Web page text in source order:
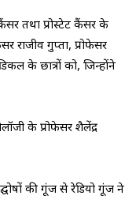
तथा प्रोस्टेट कैंसर के
राजीव गुप्ता, प्रोफेसर
के छात्रों को, जिन्होंने
के प्रोफेसर शैलेंद्र
की गूंज से रेडियो गूंज ने